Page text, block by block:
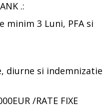
.:
minim 3 Luni, PFA si
diurne si indemnizatie
/RATE FIXE